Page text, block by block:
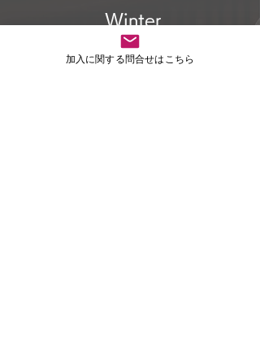
Winter​
加入に関する問合せはこちら